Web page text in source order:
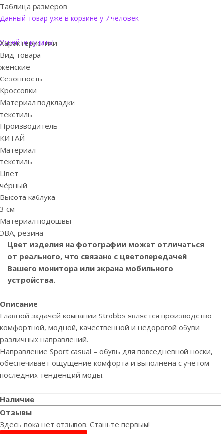
Таблица размеров
Данный товар уже в корзине у 7 человек
Успейте купить!
Характеристики
Вид товара
женские
Сезонность
Кроссовки
Материал подкладки
текстиль
Производитель
КИТАЙ
Материал
текстиль
Цвет
чёрный
Высота каблука
3 см
Материал подошвы
ЭВА, резина
Цвет изделия на фотографии может отличаться
от реального, что связано с цветопередачей
Вашего монитора или экрана мобильного
устройства.
Описание
Главной задачей компании Strobbs является производство
комфортной, модной, качественной и недорогой обуви
различных направлений.
Направление Sport casual – обувь для повседневной носки,
обеспечивает ощущение комфорта и выполнена с учетом
последних тенденций моды.
Наличие
Отзывы
Здесь пока нет отзывов. Станьте первым!